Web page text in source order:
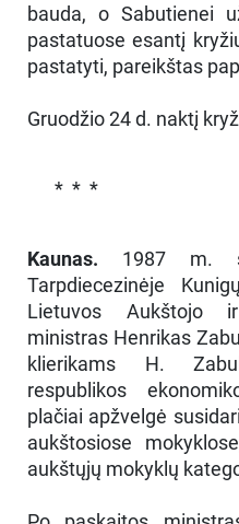
bauda, o Sabutienei
pastatuose esantį
pastatyti, pareikštas
Gruodžio 24 d. naktį
* * *
Kaunas. 1987 m.
Tarpdiecezinėje
Lietuvos Aukštojo
ministras Henrikas
klierikams H.
respublikos
plačiai apžvelgė
aukštosiose
aukštųjų mokyklų